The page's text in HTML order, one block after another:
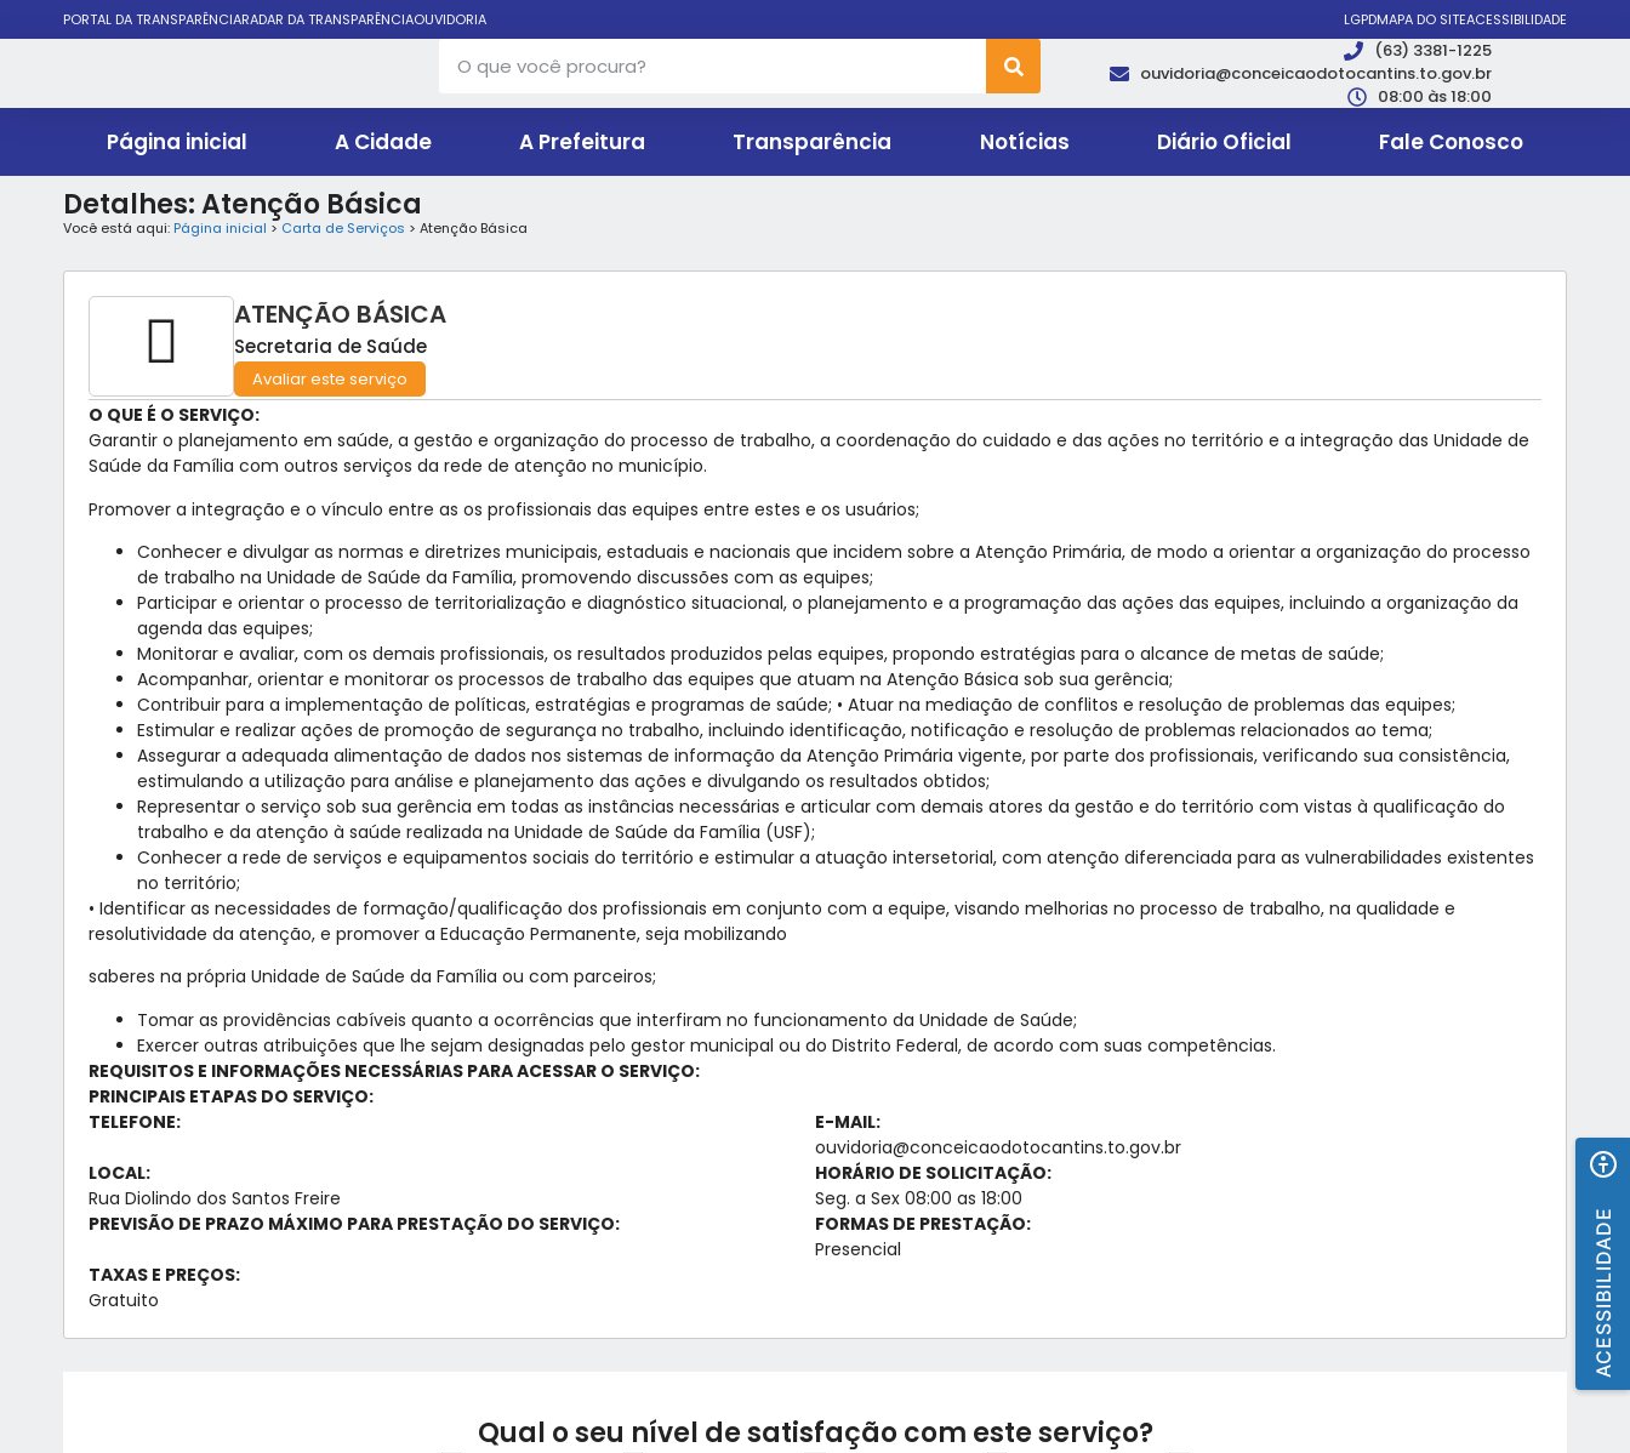
PORTAL DA TRANSPARÊNCIARADAR DA TRANSPARÊNCIAOUVIDORIA LGPDMAPA DO SITEACESSIBILIDADE
(63) 3381-1225
ouvidoria@conceicaodotocantins.to.gov.br
08:00 às 18:00
Página inicial A Cidade A Prefeitura Transparência Notícias Diário Oficial Fale Conosco
Detalhes: Atenção Básica
Você está aqui: Página inicial > Carta de Serviços > Atenção Básica
ATENÇÃO BÁSICA
Secretaria de Saúde
Avaliar este serviço
O QUE É O SERVIÇO:
Garantir o planejamento em saúde, a gestão e organização do processo de trabalho, a coordenação do cuidado e das ações no território e a integração das Unidade de
Saúde da Família com outros serviços da rede de atenção no município.
Promover a integração e o vínculo entre as os profissionais das equipes entre estes e os usuários;
Conhecer e divulgar as normas e diretrizes municipais, estaduais e nacionais que incidem sobre a Atenção Primária, de modo a orientar a organização do processo
de trabalho na Unidade de Saúde da Família, promovendo discussões com as equipes;
Participar e orientar o processo de territorialização e diagnóstico situacional, o planejamento e a programação das ações das equipes, incluindo a organização da
agenda das equipes;
Monitorar e avaliar, com os demais profissionais, os resultados produzidos pelas equipes, propondo estratégias para o alcance de metas de saúde;
Acompanhar, orientar e monitorar os processos de trabalho das equipes que atuam na Atenção Básica sob sua gerência;
Contribuir para a implementação de políticas, estratégias e programas de saúde; • Atuar na mediação de conflitos e resolução de problemas das equipes;
Estimular e realizar ações de promoção de segurança no trabalho, incluindo identificação, notificação e resolução de problemas relacionados ao tema;
Assegurar a adequada alimentação de dados nos sistemas de informação da Atenção Primária vigente, por parte dos profissionais, verificando sua consistência,
estimulando a utilização para análise e planejamento das ações e divulgando os resultados obtidos;
Representar o serviço sob sua gerência em todas as instâncias necessárias e articular com demais atores da gestão e do território com vistas à qualificação do
trabalho e da atenção à saúde realizada na Unidade de Saúde da Família (USF);
Conhecer a rede de serviços e equipamentos sociais do território e estimular a atuação intersetorial, com atenção diferenciada para as vulnerabilidades existentes
no território;
• Identificar as necessidades de formação/qualificação dos profissionais em conjunto com a equipe, visando melhorias no processo de trabalho, na qualidade e
resolutividade da atenção, e promover a Educação Permanente, seja mobilizando
saberes na própria Unidade de Saúde da Família ou com parceiros;
Tomar as providências cabíveis quanto a ocorrências que interfiram no funcionamento da Unidade de Saúde;
Exercer outras atribuições que lhe sejam designadas pelo gestor municipal ou do Distrito Federal, de acordo com suas competências.
REQUISITOS E INFORMAÇÕES NECESSÁRIAS PARA ACESSAR O SERVIÇO:
PRINCIPAIS ETAPAS DO SERVIÇO:
TELEFONE:
E-MAIL:
ouvidoria@conceicaodotocantins.to.gov.br
LOCAL:
Rua Diolindo dos Santos Freire
HORÁRIO DE SOLICITAÇÃO:
Seg. a Sex 08:00 as 18:00
PREVISÃO DE PRAZO MÁXIMO PARA PRESTAÇÃO DO SERVIÇO:
FORMAS DE PRESTAÇÃO:
Presencial
TAXAS E PREÇOS:
Gratuito
Qual o seu nível de satisfação com este serviço?
ACESSIBILIDADE